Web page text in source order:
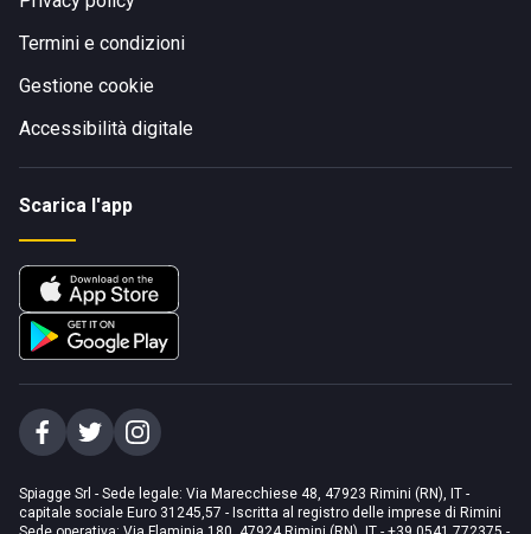
Termini e condizioni
Gestione cookie
Accessibilità digitale
Scarica l'app
Spiagge Srl - Sede legale: Via Marecchiese 48, 47923 Rimini (RN), IT -
capitale sociale Euro 31245,57 - Iscritta al registro delle imprese di Rimini